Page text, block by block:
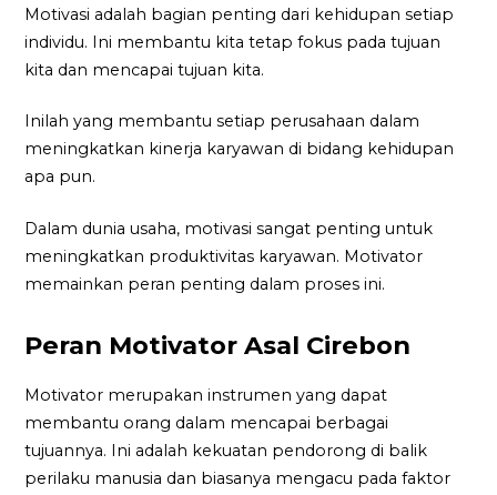
Motivasi adalah bagian penting dari kehidupan setiap
individu. Ini membantu kita tetap fokus pada tujuan
kita dan mencapai tujuan kita.
Inilah yang membantu setiap perusahaan dalam
meningkatkan kinerja karyawan di bidang kehidupan
apa pun.
Dalam dunia usaha, motivasi sangat penting untuk
meningkatkan produktivitas karyawan. Motivator
memainkan peran penting dalam proses ini.
Peran Motivator Asal Cirebon
Motivator merupakan instrumen yang dapat
membantu orang dalam mencapai berbagai
tujuannya. Ini adalah kekuatan pendorong di balik
perilaku manusia dan biasanya mengacu pada faktor